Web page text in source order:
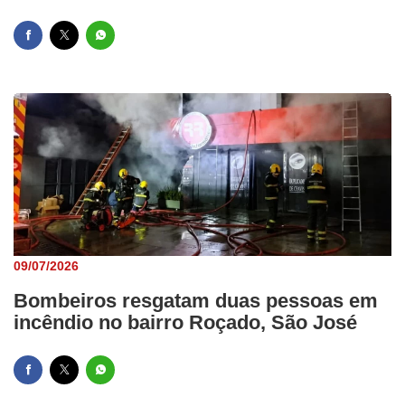
09/07/2026
Bombeiros resgatam duas pessoas em
incêndio no bairro Roçado, São José